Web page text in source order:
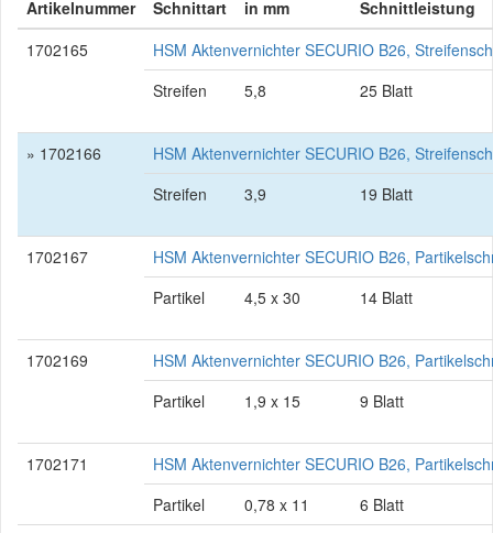
Artikelnummer Schnittart in mm
Schnittleistung
1702165
HSM Aktenvernichter SECURIO B26,
Streifen
5,8 25 Blatt
» 1702166
HSM Aktenvernichter SECURIO B26,
Streifen
3,9 19 Blatt
1702167
HSM Aktenvernichter SECURIO B26,
Partikel
4,5 x 30 14 Blatt
1702169
HSM Aktenvernichter SECURIO B26,
Partikel
1,9 x 15 9 Blatt
1702171
HSM Aktenvernichter SECURIO B26,
Partikel
0,78 x 11
6 Blatt